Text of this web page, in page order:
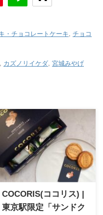
・チョコレートケーキ, チョコ
, カズノリイケダ, 宮城みやげ
COCORIS(ココリス) |
東京駅限定「サンドク